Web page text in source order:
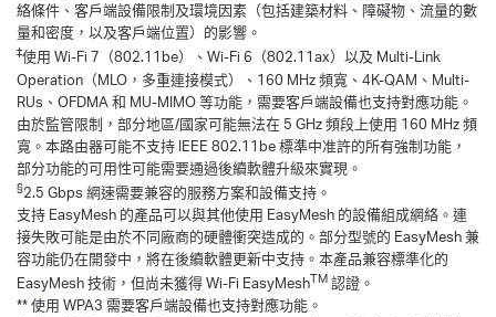
絡條件、客戶端設備限制及環境因素（包括建築材料、障礙物、流量的數
量和密度，以及客戶端位置）的影響。
‡使用 Wi-Fi 7（802.11be）、Wi-Fi 6（802.11ax）以及 Multi-Link
Operation（MLO，多重連接模式）、160 MHz 頻寬、4K-QAM、Multi-
RUs、OFDMA 和 MU-MIMO 等功能，需要客戶端設備也支持對應功能。
由於監管限制，部分地區/國家可能無法在 5 GHz 頻段上使用 160 MHz 頻
寬。本路由器可能不支持 IEEE 802.11be 標準中准許的所有強制功能，
部分功能的可用性可能需要通過後續軟體升級來實現。
§2.5 Gbps 網速需要兼容的服務方案和設備支持。
支持 EasyMesh 的產品可以與其他使用 EasyMesh 的設備組成網絡。連
接失敗可能是由於不同廠商的硬體衝突造成的。部分型號的 EasyMesh 兼
容功能仍在開發中，將在後續軟體更新中支持。本產品兼容標準化的
EasyMesh 技術，但尚未獲得 Wi-Fi EasyMeshTM 認證。
** 使用 WPA3 需要客戶端設備也支持對應功能。